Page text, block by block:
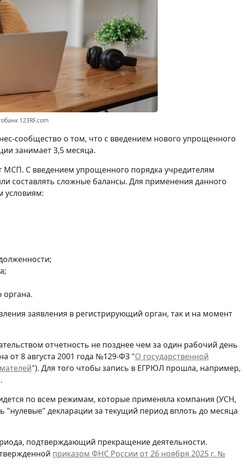
123RF.com
сообщество о том, что с введением нового упрощенного
занимает 3,5 месяца.
С введением упрощенного порядка учредителям
составлять сложные балансы. Для применения данного
условиям:
заявления в регистрирующий орган, так и на момент
отчетность не позднее чем за один рабочий день
от 8 августа 2001 года №129-ФЗ "О государственной
"). Для того чтобы запись в ЕГРЮЛ прошла, например,
по всем режимам, которые применяла компания (УСН,
декларации за текущий период вплоть до месяца
подтверждающий прекращение деятельности.
приказом ФНС России от 26 ноября 2025 г. №